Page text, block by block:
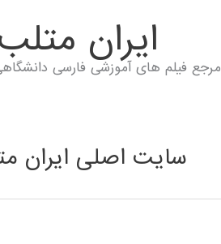
ايران
مرجع فیلم های آموزشی فارسی
سایت اصلی ایران